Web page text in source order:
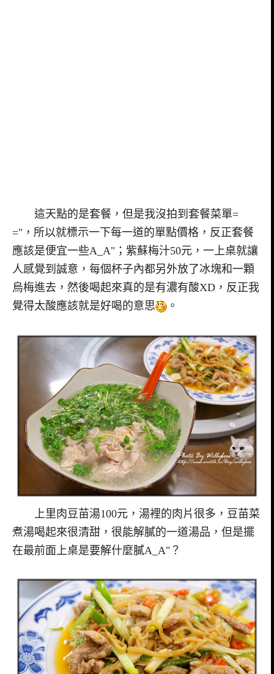
這天點的是套餐，但是我沒拍到套餐菜單=
="，所以就標示一下每一道的單點價格，反正套餐
應該是便宜一些A_A"；紫蘇梅汁50元，一上桌就讓
人感覺到誠意，每個杯子內都另外放了冰塊和一顆
烏梅進去，然後喝起來真的是有濃有酸XD，反正我
覺得太酸應該就是好喝的意思
。
上里肉豆苗湯100元，湯裡的肉片很多，豆苗菜
煮湯喝起來很清甜，很能解膩的一道湯品，但是擺
在最前面上桌是要解什麼膩A_A"？